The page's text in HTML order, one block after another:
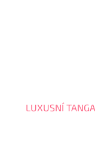
LUXUSNÍ